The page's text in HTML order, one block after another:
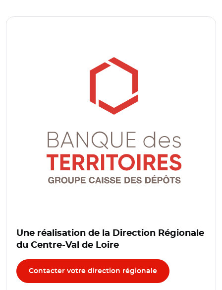
Une réalisation de la Direction Régionale
du Centre-Val de Loire
Contacter votre direction régionale